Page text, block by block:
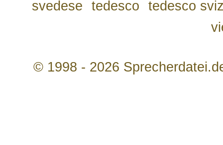
svedese
tedesco
tedesco
© 1998 - 2026